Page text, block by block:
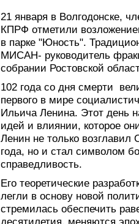
21 января в Волгодонске,
КПРФ отметили
в парке "Юность".
МИСАН- руководитель
собрании Ростовской
102 года со дня смерти
первого в мире
Ильича Ленина. Этот день
идей и влиянии, которое
Ленин не только
года, но и стал символом
справедливость.
Его теоретические
легли в основу новой
стремилась обеспечить
десятилетия, меняются